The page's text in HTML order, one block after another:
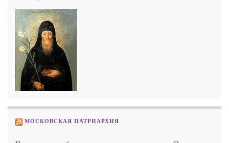
МОСКОВСКАЯ ПАТРИАРХИЯ